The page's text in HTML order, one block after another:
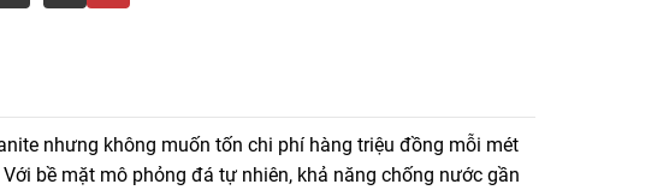
Đẹp. Liên hệ 0916.422.522 để được tư vấn, báo giá sàn nhựa vân
nhưng không muốn tốn chi phí hàng triệu đồng mỗi mét
bề mặt mô phỏng đá tự nhiên, khả năng chống nước gần